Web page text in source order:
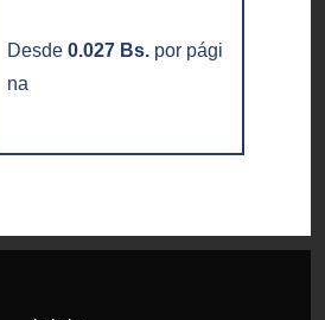
Desde 0.027 Bs.por pági
na